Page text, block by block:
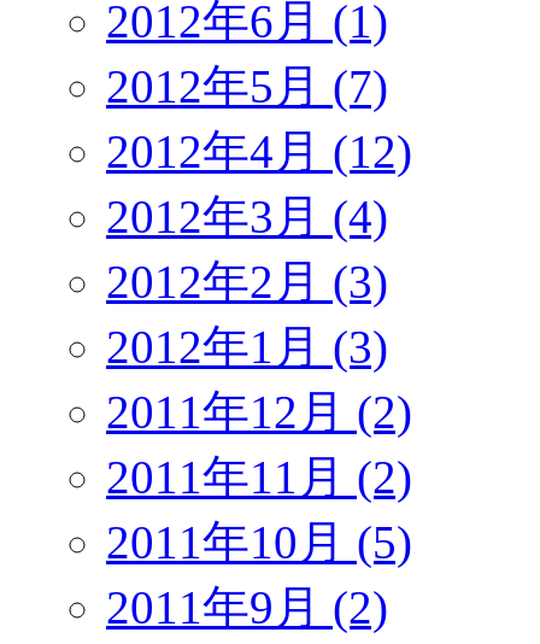
2012年6月 (1)
2012年5月 (7)
2012年4月 (12)
2012年3月 (4)
2012年2月 (3)
2012年1月 (3)
2011年12月 (2)
2011年11月 (2)
2011年10月 (5)
2011年9月 (2)